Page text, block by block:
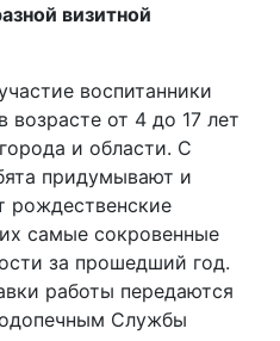
визитной
воспитанники
возрасте от 4 до 17 лет
и области. С
придумывают и
рождественские
самые сокровенные
за прошедший год.
работы передаются
Службы